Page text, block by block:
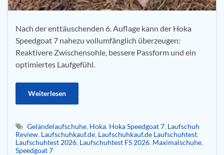
Nach der enttäuschenden 6. Auflage kann der Hoka
Speedgoat 7 nahezu vollumfänglich überzeugen:
Reaktivere Zwischensohle, bessere Passform und ein
optimiertes Laufgefühl.
Weiterlesen
Geländelaufschuhe, Hoka, Hoka Speedgoat 7, Laufschuh
Review, Laufschuhkauf.de, Laufschuhkauf.de Laufschuhtest,
Laufschuhtest 2026, Laufschuhtest FS 2026, Maximalschuhe,
Speedgoat 7